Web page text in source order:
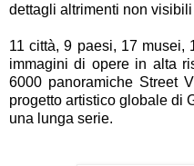
dettagli altrimenti non
11 città, 9 paesi, 17 musei,
immagini di opere in alta
6000 panoramiche Street
progetto artistico globale di
una lunga serie.